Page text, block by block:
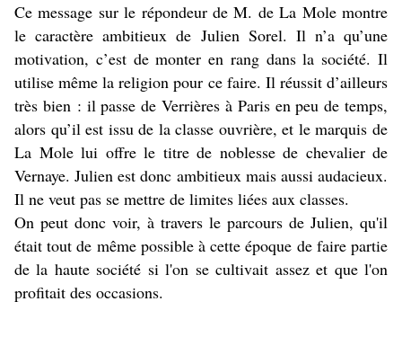
Ce message sur le répondeur de M. de La Mole montre
le caractère ambitieux de Julien Sorel. Il n’a qu’une
motivation, c’est de monter en rang dans la société. Il
utilise même la religion pour ce faire. Il réussit d’ailleurs
très bien : il passe de Verrières à Paris en peu de temps,
alors qu’il est issu de la classe ouvrière, et le marquis de
La Mole lui offre le titre de noblesse de chevalier de
Vernaye. Julien est donc ambitieux mais aussi audacieux.
Il ne veut pas se mettre de limites liées aux classes.
On peut donc voir, à travers le parcours de Julien, qu'il
était tout de même possible à cette époque de faire partie
de la haute société si l'on se cultivait assez et que l'on
profitait des occasions.